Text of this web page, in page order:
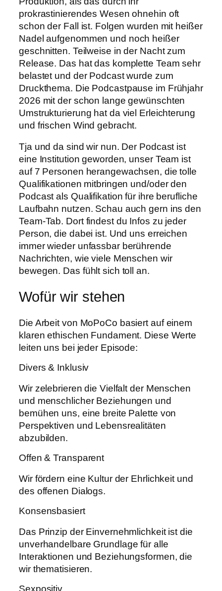
prokrastinierendes Wesen ohnehin oft
schon der Fall ist. Folgen wurden mit heißer
Nadel aufgenommen und noch heißer
geschnitten. Teilweise in der Nacht zum
Release. Das hat das komplette Team sehr
belastet und der Podcast wurde zum
Druckthema. Die Podcastpause im Frühjahr
2026 mit der schon lange gewünschten
Umstrukturierung hat da viel Erleichterung
und frischen Wind gebracht.
Tja und da sind wir nun. Der Podcast ist
eine Institution geworden, unser Team ist
auf 7 Personen herangewachsen, die tolle
Qualifikationen mitbringen und/oder den
Podcast als Qualifikation für ihre berufliche
Laufbahn nutzen. Schau auch gern ins den
Team-Tab. Dort findest du Infos zu jeder
Person, die dabei ist. Und uns erreichen
immer wieder unfassbar berührende
Nachrichten, wie viele Menschen wir
bewegen. Das fühlt sich toll an.
Wofür wir stehen
Die Arbeit von MoPoCo basiert auf einem
klaren ethischen Fundament. Diese Werte
leiten uns bei jeder Episode:
Divers & Inklusiv
Wir zelebrieren die Vielfalt der Menschen
und menschlicher Beziehungen und
bemühen uns, eine breite Palette von
Perspektiven und Lebensrealitäten
abzubilden.
Offen & Transparent
Wir fördern eine Kultur der Ehrlichkeit und
des offenen Dialogs.
Konsensbasiert
Das Prinzip der Einvernehmlichkeit ist die
unverhandelbare Grundlage für alle
Interaktionen und Beziehungsformen, die
wir thematisieren.
Sexpositiv